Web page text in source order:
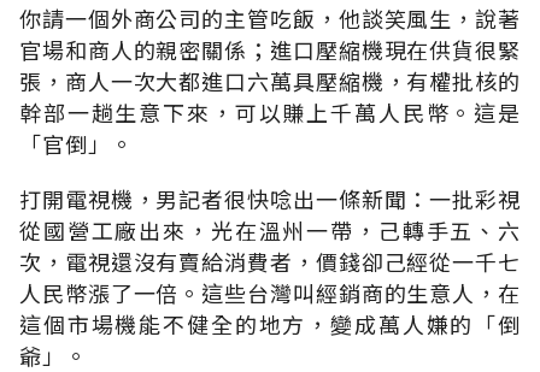
你請一個外商公司的主管吃飯，他談笑風生，說著
官場和商人的親密關係；進口壓縮機現在供貨很緊
張，商人一次大都進口六萬具壓縮機，有權批核的
幹部一趟生意下來，可以賺上千萬人民幣。這是
「官倒」。
打開電視機，男記者很快唸出一條新聞：一批彩視
從國營工廠出來，光在溫州一帶，己轉手五、六
次，電視還沒有賣給消費者，價錢卻己經從一千七
人民幣漲了一倍。這些台灣叫經銷商的生意人，在
這個市場機能不健全的地方，變成萬人嫌的「倒
爺」。